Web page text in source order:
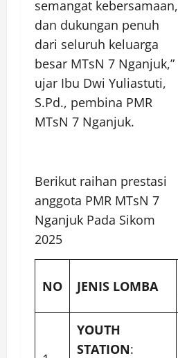
semangat kebersamaan,
dan dukungan penuh
dari seluruh keluarga
besar MTsN 7 Nganjuk,”
ujar Ibu Dwi Yuliastuti,
S.Pd., pembina PMR
MTsN 7 Nganjuk.
Berikut raihan prestasi
anggota PMR MTsN 7
Nganjuk Pada Sikom
2025
NO JENIS LOMBA
YOUTH
STATION: